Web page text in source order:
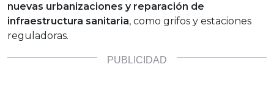
nuevas urbanizaciones y reparación de
infraestructura sanitaria, como grifos y estaciones
reguladoras.